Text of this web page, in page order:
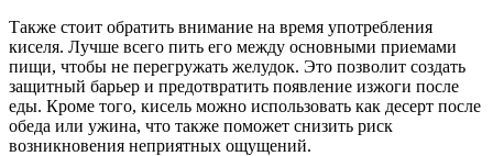
Также стоит обратить внимание на время употребления
киселя. Лучше всего пить его между основными приемами
пищи, чтобы не перегружать желудок. Это позволит создать
защитный барьер и предотвратить появление изжоги после
еды. Кроме того, кисель можно использовать как десерт после
обеда или ужина, что также поможет снизить риск
возникновения неприятных ощущений.